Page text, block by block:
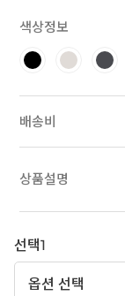
색상정보
배송비
상품설명
선택1